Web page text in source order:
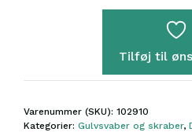
&
mm,
Hvid
Tilføj til
Varenummer (SKU): 102910
Kategorier: Gulvsvaber og skraber,